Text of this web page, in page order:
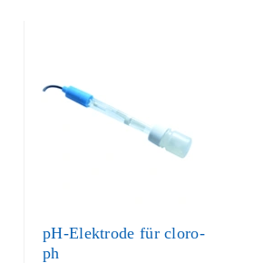
pH-Elektrode für cloro-
ph